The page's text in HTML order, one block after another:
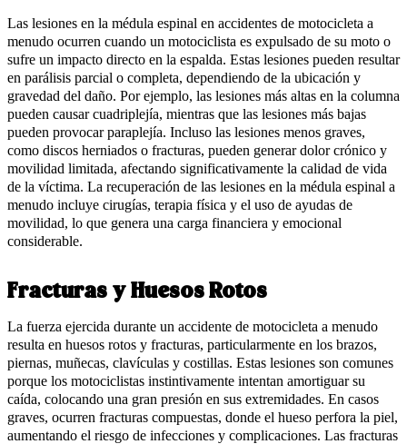
Las lesiones en la médula espinal en accidentes de motocicleta a
menudo ocurren cuando un motociclista es expulsado de su moto o
sufre un impacto directo en la espalda. Estas lesiones pueden resultar
en parálisis parcial o completa, dependiendo de la ubicación y
gravedad del daño. Por ejemplo, las lesiones más altas en la columna
pueden causar cuadriplejía, mientras que las lesiones más bajas
pueden provocar paraplejía. Incluso las lesiones menos graves,
como discos herniados o fracturas, pueden generar dolor crónico y
movilidad limitada, afectando significativamente la calidad de vida
de la víctima. La recuperación de las lesiones en la médula espinal a
menudo incluye cirugías, terapia física y el uso de ayudas de
movilidad, lo que genera una carga financiera y emocional
considerable.
Fracturas y Huesos Rotos
La fuerza ejercida durante un accidente de motocicleta a menudo
resulta en huesos rotos y fracturas, particularmente en los brazos,
piernas, muñecas, clavículas y costillas. Estas lesiones son comunes
porque los motociclistas instintivamente intentan amortiguar su
caída, colocando una gran presión en sus extremidades. En casos
graves, ocurren fracturas compuestas, donde el hueso perfora la piel,
aumentando el riesgo de infecciones y complicaciones. Las fracturas